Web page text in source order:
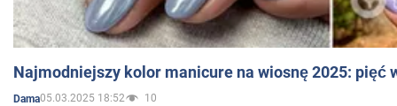
Najmodniejszy kolor manicure na wiosnę 2025: pięć
Dama05.03.2025 18:52 10